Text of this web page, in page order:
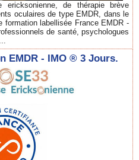
ericksonienne, de thérapie brève
oculaires de type EMDR, dans le
formation labellisée France EMDR -
de santé, psychologues
EMDR - IMO ® 3 Jours.